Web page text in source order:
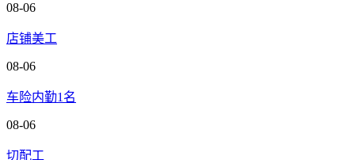
08-06
店铺美工
08-06
车险内勤1名
08-06
切配工